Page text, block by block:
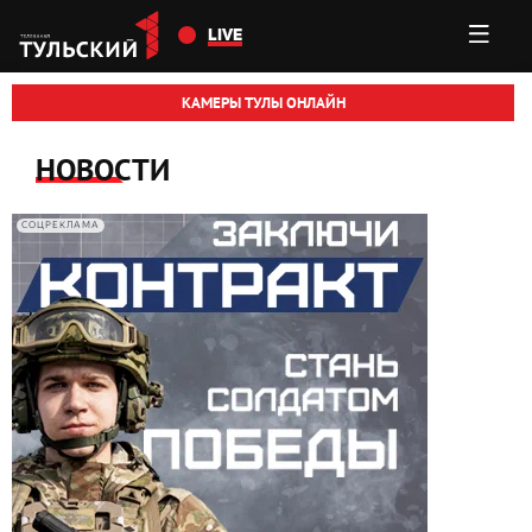
Перейти к основному содержанию
LIVE
КАМЕРЫ ТУЛЫ ОНЛАЙН
НОВОСТИ
СОЦРЕКЛАМА